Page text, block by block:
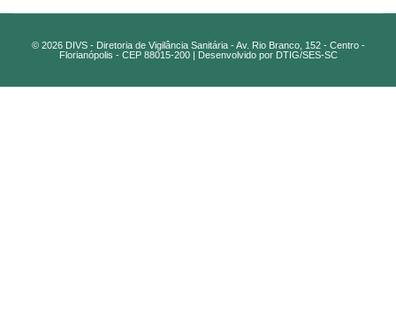
© 2026 DIVS - Diretoria de Vigilância Sanitária - Av. Rio Branco, 152 - Centro -
Florianópolis - CEP 88015-200 | Desenvolvido por DTIG/SES-SC